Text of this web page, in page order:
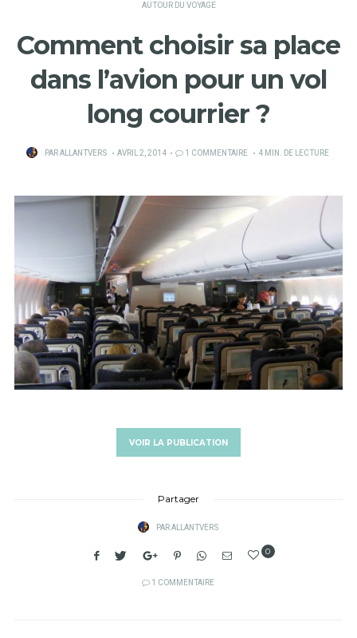
AUTOUR DU VOYAGE
Comment choisir sa place
dans l’avion pour un vol
long courrier ?
PARALLANTVERS
PUBLIÉ
AVRIL 2, 2014 1 COMMENTAIRE 4 MIN. DE LECTURE
VOIR LA PUBLICATION
Partager
PARALLANTVERS
0
1 COMMENTAIRE